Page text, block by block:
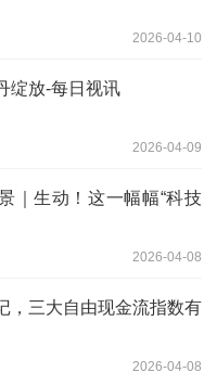
2026-04-10
绽放-每日视讯
2026-04-09
｜生动！这一幅幅“科技
2026-04-08
，三大自由现金流指数有
2026-04-08